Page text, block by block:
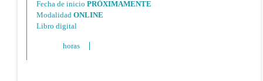
Fecha de inicio PRÓXIMAMENTE
Modalidad ONLINE
Libro digital
horas